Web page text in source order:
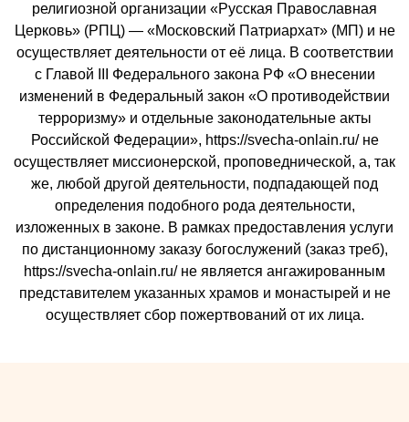
религиозной организации «Русская Православная
Церковь» (РПЦ) — «Московский Патриархат» (МП) и не
осуществляет деятельности от её лица. В соответствии
с Главой III Федерального закона РФ «О внесении
изменений в Федеральный закон «О противодействии
терроризму» и отдельные законодательные акты
Российской Федерации», https://svecha-onlain.ru/ не
осуществляет миссионерской, проповеднической, а, так
же, любой другой деятельности, подпадающей под
определения подобного рода деятельности,
изложенных в законе. В рамках предоставления услуги
по дистанционному заказу богослужений (заказ треб),
https://svecha-onlain.ru/ не является ангажированным
представителем указанных храмов и монастырей и не
осуществляет сбор пожертвований от их лица.